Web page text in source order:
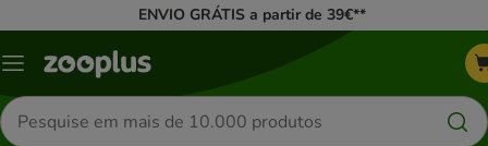
ENVIO GRÁTIS a partir de 39€**
Menu
Pesquisar
produtos